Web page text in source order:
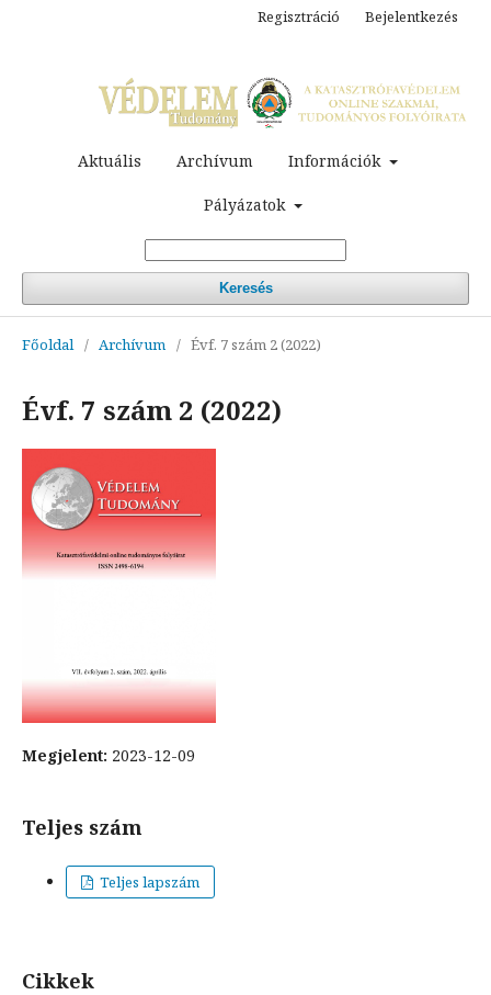
Aktuális Archívum Információk
Pályázatok
Keresés
Regisztráció Bejelentkezés
Főoldal / Archívum / Évf. 7 szám 2 (2022)
Évf. 7 szám 2 (2022)
Megjelent: 2023-12-09
Teljes szám
Teljes lapszám
Cikkek